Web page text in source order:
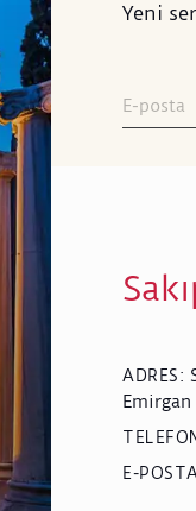
Yeni
ADRES:
E-POSTA